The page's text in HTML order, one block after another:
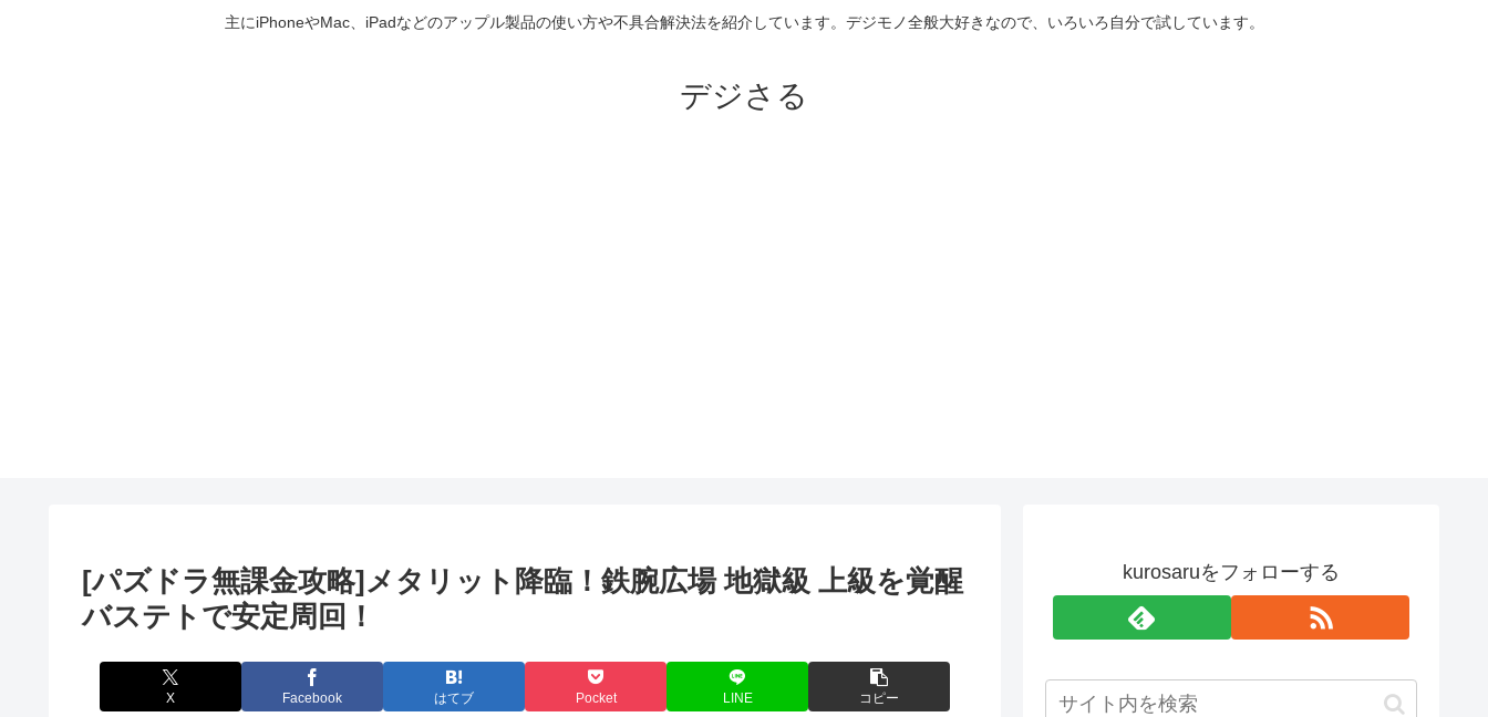
主にiPhoneやMac、iPadなどのアップル製品の使い方や不具合解決法を紹介しています。デジモノ全般大好きなので、いろいろ自分で試しています。
デジさる
[パズドラ無課金攻略]メタリット降臨！鉄腕広場 地獄級 上級を覚醒
バステトで安定周回！
X Facebook はてブ Pocket LINE コピー
kurosaruをフォローする